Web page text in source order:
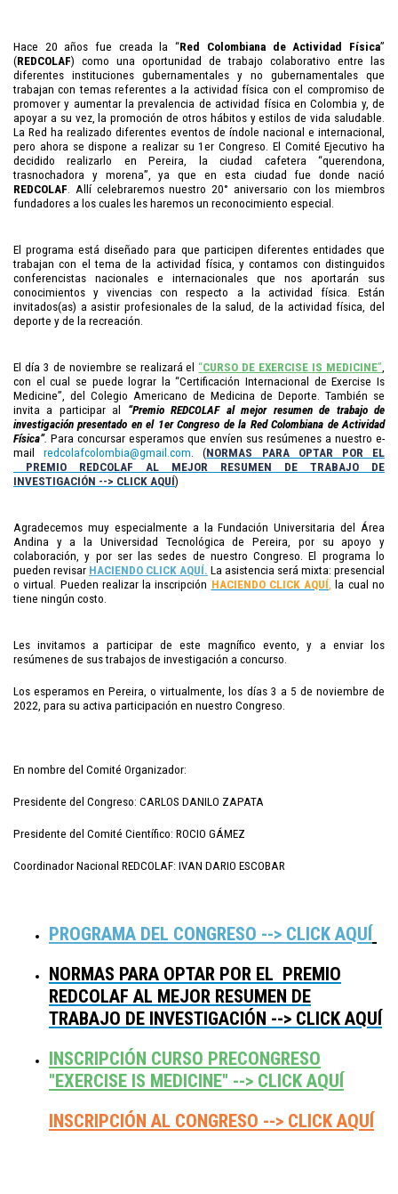
Hace 20 años fue creada la “Red Colombiana de Actividad Física”
(REDCOLAF) como una oportunidad de trabajo colaborativo entre las
diferentes instituciones gubernamentales y no gubernamentales que
trabajan con temas referentes a la actividad física con el compromiso de
promover y aumentar la prevalencia de actividad física en Colombia y, de
apoyar a su vez, la promoción de otros hábitos y estilos de vida saludable.
La Red ha realizado diferentes eventos de índole nacional e internacional,
pero ahora se dispone a realizar su 1er Congreso. El Comité Ejecutivo ha
decidido realizarlo en Pereira, la ciudad cafetera “querendona,
trasnochadora y morena”, ya que en esta ciudad fue donde nació
REDCOLAF. Allí celebraremos nuestro 20° aniversario con los miembros
fundadores a los cuales les haremos un reconocimiento especial.
El programa está diseñado para que participen diferentes entidades que
trabajan con el tema de la actividad física, y contamos con distinguidos
conferencistas nacionales e internacionales que nos aportarán sus
conocimientos y vivencias con respecto a la actividad física. Están
invitados(as) a asistir profesionales de la salud, de la actividad física, del
deporte y de la recreación.
El día 3 de noviembre se realizará el“CURSO DE EXERCISE IS MEDICINE”,
con el cual se puede lograr la “Certificación Internacional de Exercise Is
Medicine”, del Colegio Americano de Medicina de Deporte. También se
invita a participar al “Premio REDCOLAF al mejor resumen de trabajo de
investigación presentado en el 1er Congreso de la Red Colombiana de Actividad
Física”. Para concursar esperamos que envíen sus resúmenes a nuestro e-
mailredcolafcolombia@gmail.com. (NORMAS PARA OPTAR POR EL
PREMIO REDCOLAF AL MEJOR RESUMEN DE TRABAJO DE
INVESTIGACIÓN --> CLICK AQUÍ)
Agradecemos muy especialmente a la Fundación Universitaria del Área
Andina y a la Universidad Tecnológica de Pereira, por su apoyo y
colaboración, y por ser las sedes de nuestro Congreso. El programa lo
pueden revisar HACIENDO CLICK AQUÍ. La asistencia será mixta: presencial
o virtual. Pueden realizar la inscripción HACIENDO CLICK AQUÍ, la cual no
tiene ningún costo.
Les invitamos a participar de este magnífico evento, y a enviar los
resúmenes de sus trabajos de investigación a concurso.
Los esperamos en Pereira, o virtualmente, los días 3 a 5 de noviembre de
2022, para su activa participación en nuestro Congreso.
En nombre del Comité Organizador:
Presidente del Congreso: CARLOS DANILO ZAPATA
Presidente del Comité Científico: ROCIO GÁMEZ
Coordinador Nacional REDCOLAF: IVAN DARIO ESCOBAR
PROGRAMA DEL CONGRESO --> CLICK AQUÍ
NORMAS PARA OPTAR POR EL PREMIO
REDCOLAF AL MEJOR RESUMEN DE
TRABAJO DE INVESTIGACIÓN --> CLICK AQUÍ
INSCRIPCIÓN CURSO PRECONGRESO
"EXERCISE IS MEDICINE" --> CLICK AQUÍ
INSCRIPCIÓN AL CONGRESO --> CLICK AQUÍ